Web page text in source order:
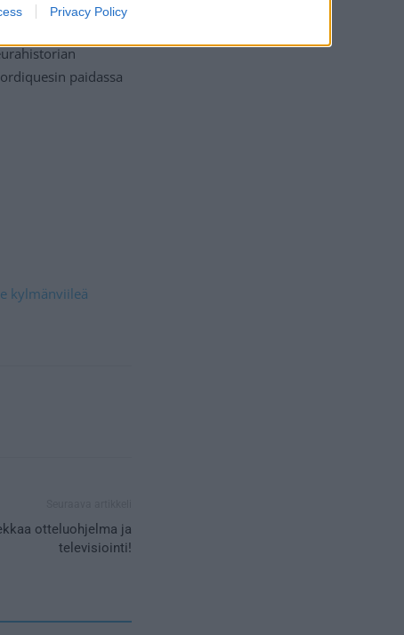
Privacy Policy
paidassa
kylmänviileä
otteluohjelma ja
televisiointi!